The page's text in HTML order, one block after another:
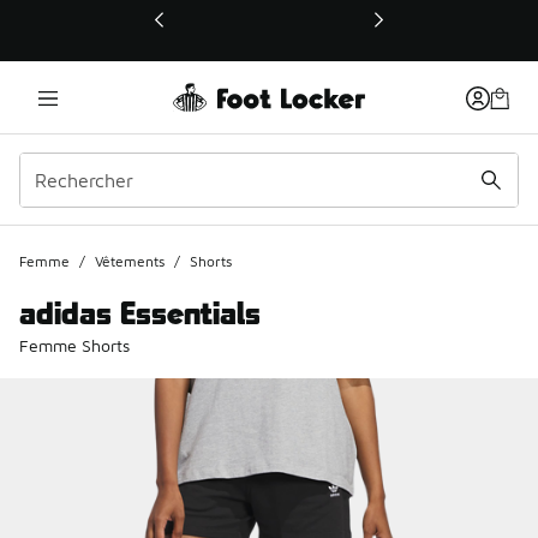
Ce lien ouvrira une nouvelle fenêtre
Femme / Vêtements / Shorts
adidas Essentials
Femme Shorts